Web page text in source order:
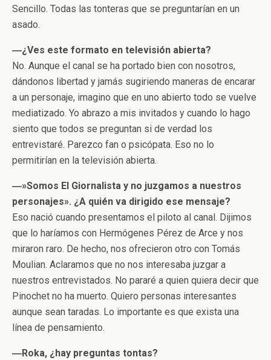
Sencillo. Todas las tonteras que se preguntarían en un
asado.
―¿Ves este formato en televisión abierta?
No. Aunque el canal se ha portado bien con nosotros,
dándonos libertad y jamás sugiriendo maneras de encarar
a un personaje, imagino que en uno abierto todo se vuelve
mediatizado. Yo abrazo a mis invitados y cuando lo hago
siento que todos se preguntan si de verdad los
entrevistaré. Parezco fan o psicópata. Eso no lo
permitirían en la televisión abierta.
―»Somos El Giornalista y no juzgamos a nuestros
personajes». ¿A quién va dirigido ese mensaje?
Eso nació cuando presentamos el piloto al canal. Dijimos
que lo haríamos con Hermógenes Pérez de Arce y nos
miraron raro. De hecho, nos ofrecieron otro con Tomás
Moulian. Aclaramos que no nos interesaba juzgar a
nuestros entrevistados. No pararé a quien quiera decir que
Pinochet no ha muerto. Quiero personas interesantes
aunque sean taradas. Lo importante es que exista una
línea de pensamiento.
―Roka, ¿hay preguntas tontas?